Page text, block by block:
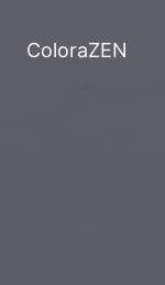
ColoraZEN